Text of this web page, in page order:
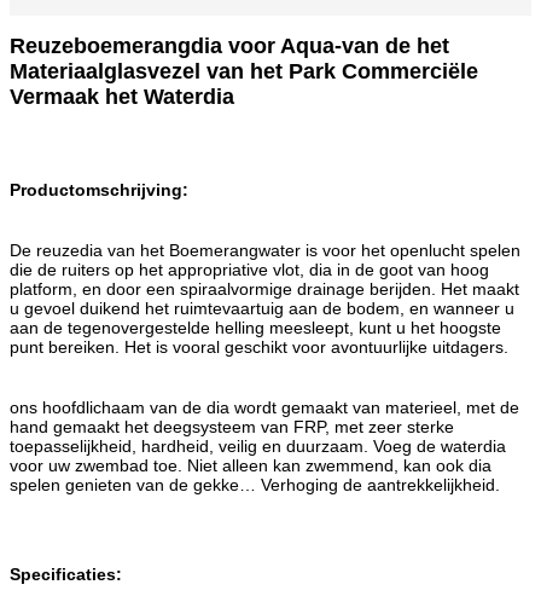
Reuzeboemerangdia voor Aqua-van de het
Materiaalglasvezel van het Park Commerciële
Vermaak het Waterdia
Productomschrijving:
De reuzedia van het Boemerangwater is voor het openlucht spelen
die de ruiters op het appropriative vlot, dia in de goot van hoog
platform, en door een spiraalvormige drainage berijden. Het maakt
u gevoel duikend het ruimtevaartuig aan de bodem, en wanneer u
aan de tegenovergestelde helling meesleept, kunt u het hoogste
punt bereiken. Het is vooral geschikt voor avontuurlijke uitdagers.
ons hoofdlichaam van de dia wordt gemaakt van materieel, met de
hand gemaakt het deegsysteem van FRP, met zeer sterke
toepasselijkheid, hardheid, veilig en duurzaam. Voeg de waterdia
voor uw zwembad toe. Niet alleen kan zwemmend, kan ook dia
spelen genieten van de gekke… Verhoging de aantrekkelijkheid.
Specificaties: